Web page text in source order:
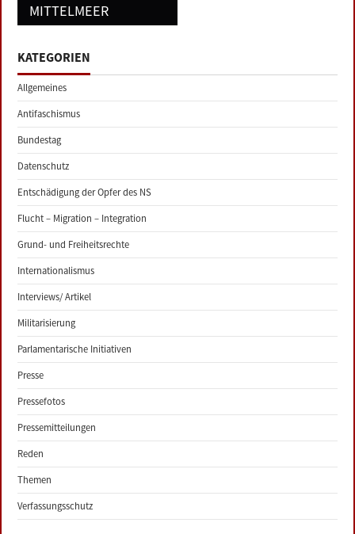
MITTELMEER
KATEGORIEN
Allgemeines
Antifaschismus
Bundestag
Datenschutz
Entschädigung der Opfer des NS
Flucht – Migration – Integration
Grund- und Freiheitsrechte
Internationalismus
Interviews/ Artikel
Militarisierung
Parlamentarische Initiativen
Presse
Pressefotos
Pressemitteilungen
Reden
Themen
Verfassungsschutz